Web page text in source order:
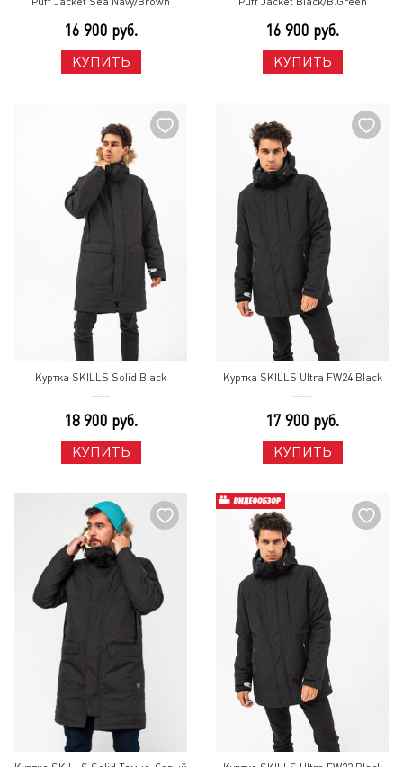
16 900 руб.
КУПИТЬ
16 900 руб.
КУПИТЬ
Куртка SKILLS Solid Black
18 900 руб.
КУПИТЬ
Куртка SKILLS Ultra FW24 Black
17 900 руб.
КУПИТЬ